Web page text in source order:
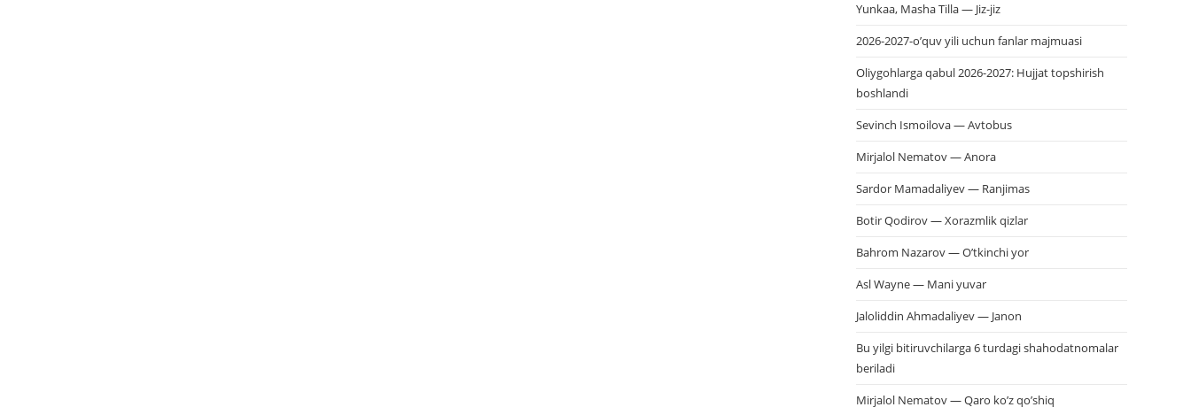
Yunkaa, Masha Tilla — Jiz-jiz
2026-2027-o’quv yili uchun fanlar majmuasi
Oliygohlarga qabul 2026-2027: Hujjat topshirish
boshlandi
Sevinch Ismoilova — Avtobus
Mirjalol Nematov — Anora
Sardor Mamadaliyev — Ranjimas
Botir Qodirov — Xorazmlik qizlar
Bahrom Nazarov — O’tkinchi yor
Asl Wayne — Mani yuvar
Jaloliddin Ahmadaliyev — Janon
Bu yilgi bitiruvchilarga 6 turdagi shahodatnomalar
beriladi
Mirjalol Nematov — Qaro ko’z qo’shiq